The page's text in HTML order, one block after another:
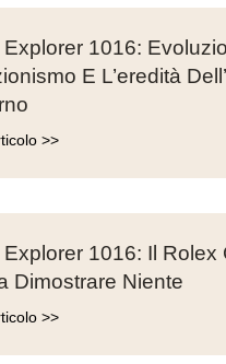
Explorer 1016:
E L’eredità
>>
1016: Il Rolex
Dimostrare Niente
>>